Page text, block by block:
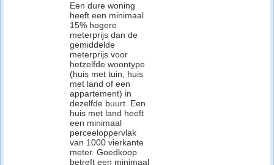
Een dure woning
heeft een minimaal
15% hogere
meterprijs dan de
gemiddelde
meterprijs voor
hetzelfde woontype
(huis met tuin, huis
met land of een
appartement) in
dezelfde buurt. Een
huis met land heeft
een minimaal
perceeloppervlak
van 1000 vierkante
meter. Goedkoop
betreft een minimaal